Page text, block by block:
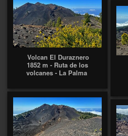
Volcan El Duraznero
1852 m - Ruta de los
volcanes - La Palma